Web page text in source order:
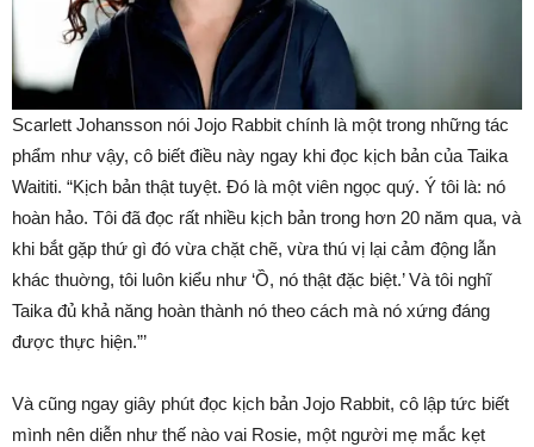
Scarlett Johansson nói Jojo Rabbit chính là một trong những tác
phẩm như vậy, cô biết điều này ngay khi đọc kịch bản của Taika
Waititi. “Kịch bản thật tuyệt. Đó là một viên ngọc quý. Ý tôi là: nó
hoàn hảo. Tôi đã đọc rất nhiều kịch bản trong hơn 20 năm qua, và
khi bắt gặp thứ gì đó vừa chặt chẽ, vừa thú vị lại cảm động lẫn
khác thuờng, tôi luôn kiểu như ‘Ồ, nó thật đặc biệt.’ Và tôi nghĩ
Taika đủ khả năng hoàn thành nó theo cách mà nó xứng đáng
được thực hiện.”’
Và cũng ngay giây phút đọc kịch bản Jojo Rabbit, cô lập tức biết
mình nên diễn như thế nào vai Rosie, một người mẹ mắc kẹt